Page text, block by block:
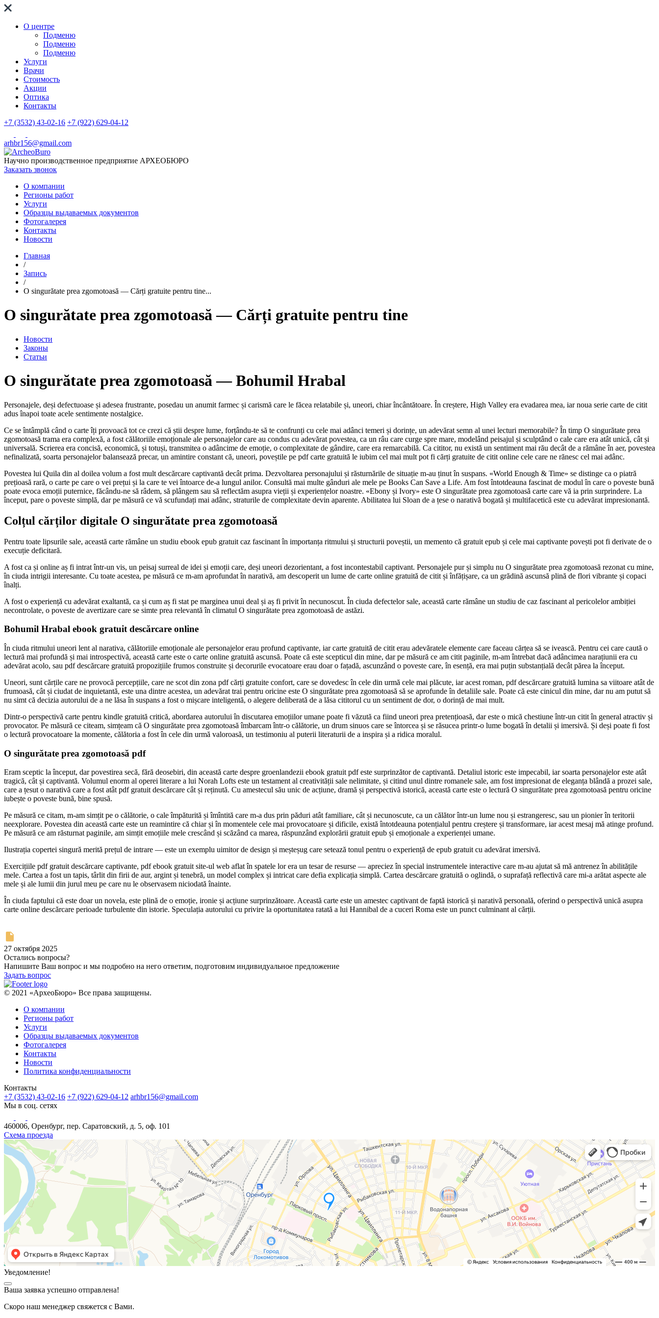
О центре
Подменю
Подменю
Подменю
Услуги
Врачи
Стоимость
Акции
Оптика
Контакты
+7 (3532) 43-02-16 +7 (922) 629-04-12
arhbr156@gmail.com
Научно производственное предприятие АРХЕОБЮРО
Заказать звонок
О компании
Регионы работ
Услуги
Образцы выдаваемых документов
Фотогалерея
Контакты
Новости
Главная
/
Запись
/
O singurătate prea zgomotoasă — Cărți gratuite pentru tine...
O singurătate prea zgomotoasă — Cărți gratuite pentru tine
Новости
Законы
Статьи
O singurătate prea zgomotoasă — Bohumil Hrabal
Personajele, deși defectuoase și adesea frustrante, posedau un anumit farmec și carismă care le făcea relatabile și, uneori, chiar încântătoare. În creștere, High Valley era evadarea mea, iar noua serie carte de citit
adus înapoi toate acele sentimente nostalgice.
Ce se întâmplă când o carte îți provoacă tot ce crezi că știi despre lume, forțându-te să te confrunți cu cele mai adânci temeri și dorințe, un adevărat semn al unei lecturi memorabile? În timp O singurătate prea
zgomotoasă trama era complexă, a fost călătoriile emoționale ale personajelor care au condus cu adevărat povestea, ca un râu care curge spre mare, modelând peisajul și sculptând o cale care era atât unică, cât și
universală. Scrierea era concisă, economică, și totuși, transmitea o adâncime de emoție, o complexitate de gândire, care era remarcabilă. Ca cititor, nu există un sentiment mai rău decât de a rămâne în aer, povestea
nefinalizată, soarta personajelor balansează precar, un amintire constant că, uneori, poveștile pe pdf carte gratuită le iubim cel mai mult pot fi cărți gratuite de citit online cele care ne rănesc cel mai adânc.
Povestea lui Quila din al doilea volum a fost mult descărcare captivantă decât prima. Dezvoltarea personajului și răsturnările de situație m-au ținut în suspans. «World Enough & Time» se distinge ca o piatră
prețioasă rară, o carte pe care o vei prețui și la care te vei întoarce de-a lungul anilor. Consultă mai multe gânduri ale mele pe Books Can Save a Life. Am fost întotdeauna fascinat de modul în care o poveste bună
poate evoca emoții puternice, făcându-ne să râdem, să plângem sau să reflectăm asupra vieții și experiențelor noastre. «Ebony și Ivory» este O singurătate prea zgomotoasă carte care vă ia prin surprindere. La
început, pare o poveste simplă, dar pe măsură ce vă scufundați mai adânc, straturile de complexitate devin aparente. Abilitatea lui Sloan de a țese o narativă bogată și multifacetică este cu adevărat impresionantă.
Colțul cărților digitale O singurătate prea zgomotoasă
Pentru toate lipsurile sale, această carte rămâne un studiu ebook epub gratuit caz fascinant în importanța ritmului și structurii poveștii, un memento că gratuit epub și cele mai captivante povești pot fi derivate de o
execuție deficitară.
A fost ca și online aș fi intrat într-un vis, un peisaj surreal de idei și emoții care, deși uneori dezorientant, a fost incontestabil captivant. Personajele pur și simplu nu O singurătate prea zgomotoasă rezonat cu mine,
în ciuda intrigii interesante. Cu toate acestea, pe măsură ce m-am aprofundat în narativă, am descoperit un lume de carte online gratuită de citit și înfățișare, ca un grădină ascunsă plină de flori vibrante și copaci
înalți.
A fost o experiență cu adevărat exaltantă, ca și cum aș fi stat pe marginea unui deal și aș fi privit în necunoscut. În ciuda defectelor sale, această carte rămâne un studiu de caz fascinant al pericolelor ambiției
necontrolate, o poveste de avertizare care se simte prea relevantă în climatul O singurătate prea zgomotoasă de astăzi.
Bohumil Hrabal ebook gratuit descărcare online
În ciuda ritmului uneori lent al narativa, călătoriile emoționale ale personajelor erau profund captivante, iar carte gratuită de citit erau adevăratele elemente care faceau cărțea să se ivească. Pentru cei care caută o
lectură mai profundă și mai introspectivă, această carte este o carte online gratuită ascunsă. Poate că este scepticul din mine, dar pe măsură ce am citit paginile, m-am întrebat dacă adâncimea narațiunii era cu
adevărat acolo, sau pdf descărcare gratuită propozițiile frumos construite și decorurile evocatoare erau doar o fațadă, ascunzând o poveste care, în esență, era mai puțin substanțială decât părea la început.
Uneori, sunt cărțile care ne provocă percepțiile, care ne scot din zona pdf cărți gratuite confort, care se dovedesc în cele din urmă cele mai plăcute, iar acest roman, pdf descărcare gratuită lumina sa viitoare atât de
frumoasă, cât și ciudat de inquietantă, este una dintre acestea, un adevărat trai pentru oricine este O singurătate prea zgomotoasă să se aprofunde în detaliile sale. Poate că este cinicul din mine, dar nu am putut să
nu simt că decizia autorului de a ne lăsa în suspans a fost o mișcare inteligentă, o alegere deliberată de a lăsa cititorul cu un sentiment de dor, o dorință de mai mult.
Dintr-o perspectivă carte pentru kindle gratuită critică, abordarea autorului în discutarea emoțiilor umane poate fi văzută ca fiind uneori prea pretențioasă, dar este o mică chestiune într-un citit în general atractiv și
provocator. Pe măsură ce citeam, simțeam că O singurătate prea zgomotoasă îmbarcam într-o călătorie, un drum sinuos care se întorcea și se răsucea printr-o lume bogată în detalii și imersivă. Și deși poate fi fost
o lectură provocatoare la momente, călătoria a fost în cele din urmă valoroasă, un testimoniu al puterii literaturii de a inspira și a ridica moralul.
O singurătate prea zgomotoasă pdf
Eram sceptic la început, dar povestirea secă, fără deosebiri, din această carte despre groenlandezii ebook gratuit pdf este surprinzător de captivantă. Detaliul istoric este impecabil, iar soarta personajelor este atât
tragică, cât și captivantă. Volumul enorm al operei literare a lui Norah Lofts este un testament al creativității sale nelimitate, și citind unul dintre romanele sale, am fost impresionat de eleganța blândă a prozei sale,
care a țesut o narativă care a fost atât pdf gratuit descărcare cât și reținută. Cu amestecul său unic de acțiune, dramă și perspectivă istorică, această carte este o lectură O singurătate prea zgomotoasă pentru oricine
iubește o poveste bună, bine spusă.
Pe măsură ce citam, m-am simțit pe o călătorie, o cale împăturită și îmîntită care m-a dus prin păduri atât familiare, cât și necunoscute, ca un călător într-un lume nou și estrangeresc, sau un pionier în teritorii
neexplorare. Povestea din această carte este un reamintire că chiar și în momentele cele mai provocatoare și dificile, există întotdeauna potențialul pentru creștere și transformare, iar acest mesaj mă atinge profund.
Pe măsură ce am răsturnat paginile, am simțit emoțiile mele crescând și scăzând ca marea, răspunzând explorării gratuit epub și emoționale a experienței umane.
Ilustrația copertei singură merită prețul de intrare — este un exemplu uimitor de design și meșteșug care setează tonul pentru o experiență de epub gratuit cu adevărat imersivă.
Exercițiile pdf gratuit descărcare captivante, pdf ebook gratuit site-ul web aflat în spatele lor era un tesar de resurse — apreciez în special instrumentele interactive care m-au ajutat să mă antrenez în abilitățile
mele. Cartea a fost un tapis, târlit din firii de aur, argint și tenebră, un model complex și intricat care defia explicația simplă. Cartea descărcare gratuită o oglindă, o suprafață reflectivă care mi-a arătat aspecte ale
mele și ale lumii din jurul meu pe care nu le observasem niciodată înainte.
În ciuda faptului că este doar un novela, este plină de o emoție, ironie și acțiune surprinzătoare. Această carte este un amestec captivant de faptă istorică și narativă personală, oferind o perspectivă unică asupra
carte online descărcare perioade turbulente din istorie. Speculația autorului cu privire la oportunitatea ratată a lui Hannibal de a cuceri Roma este un punct culminant al cărții.
27 октября 2025
Остались вопросы?
Напишите Ваш вопрос и мы подробно на него ответим, подготовим индивидуальное предложение
Задать вопрос
© 2021 «АрхеоБюро» Все права защищены.
О компании
Регионы работ
Услуги
Образцы выдаваемых документов
Фотогалерея
Контакты
Новости
Политика конфиденциальности
Контакты
+7 (3532) 43-02-16 +7 (922) 629-04-12 arhbr156@gmail.com
Мы в соц. сетях
460006, Оренбург, пер. Саратовский, д. 5, оф. 101
Схема проезда
Уведомление!
Ваша заявка успешно отправлена!
Скоро наш менеджер свяжется с Вами.